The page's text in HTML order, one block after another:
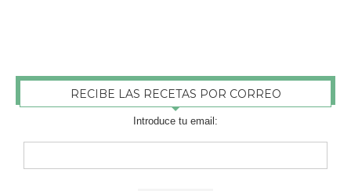
RECIBE LAS RECETAS POR CORREO
Introduce tu email: